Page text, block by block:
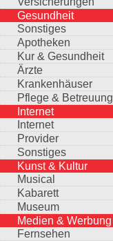
Gesundheit
Sonstiges
Apotheken
Kur & Gesundheit
Ärzte
Krankenhäuser
Pflege & Betreuung
Internet
Internet
Provider
Sonstiges
Kunst & Kultur
Musical
Kabarett
Museum
Medien & Werbung
Fernsehen